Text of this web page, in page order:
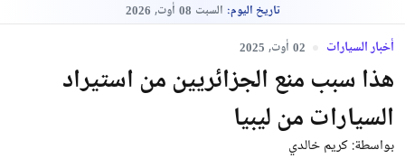
تاريخ اليوم: السبت 08 أوت, 2026
أخبار السيارات 02 أوت, 2025
هذا سبب منع الجزائريين من استيراد
السيارات من ليبيا
بواسطة:كريم خالدي